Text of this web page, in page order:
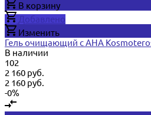
В корзину
Добавлено
Изменить
Гель очищающий с АНА
В наличии
102
2 160 руб.
2 160 руб.
-0%